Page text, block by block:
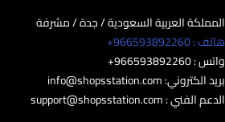
المملكة العربية السعودية / جدة / مشرفة
هاتف : 966593892260+
واتس : 966593892260+
بريد الكتروني:info@shopsstation.com
الدعم الفني :support@shopsstation.com